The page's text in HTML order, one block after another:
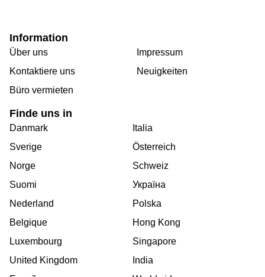
Information
Über uns
Kontaktiere uns
Büro vermieten
Impressum
Neuigkeiten
Finde uns in
Danmark
Sverige
Norge
Suomi
Nederland
Belgique
Luxembourg
United Kingdom
Italia
Österreich
Schweiz
Україна
Polska
Hong Kong
Singapore
India